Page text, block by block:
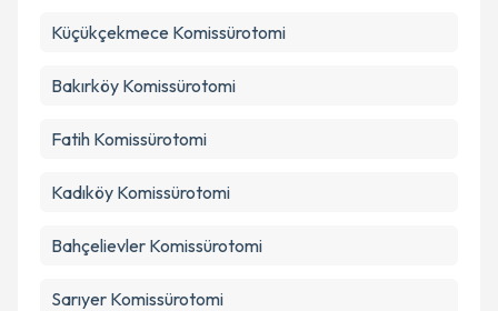
Takvim Talebini Gönder
Küçükçekmece Komissürotomi
Bakırköy Komissürotomi
Fatih Komissürotomi
Kadıköy Komissürotomi
Bahçelievler Komissürotomi
Sarıyer Komissürotomi